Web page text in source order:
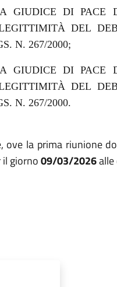
GIUDICE DI
DEL
N. 267/2000;
GIUDICE DI
DEL
N. 267/2000.
la prima riunione
il giorno09/03/2026alle